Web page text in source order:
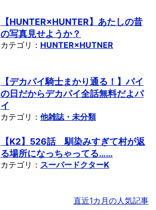
【HUNTER×HUNTER】あたしの昔
の写真見せようか？
カテゴリ： HUNTER×HUTNER
【デカパイ騎士まかり通る！】パイ
の日だからデカパイ全話無料だよパ
イ
カテゴリ： 他雑誌・未分類
【K2】526話 馴染みすぎて村が返
る場所になっちゃってる……
カテゴリ： スーパードクターK
直近1カ月の人気記事